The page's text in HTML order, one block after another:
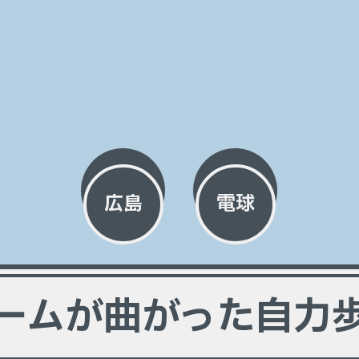
広島 電球
ムが曲がった自力